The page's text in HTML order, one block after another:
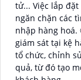
tử... Việc lắp
ngăn chặn các
nhập hàng hoá.
giám sát tại kệ
tổ chức, chỉnh
quả, từ đó tạo